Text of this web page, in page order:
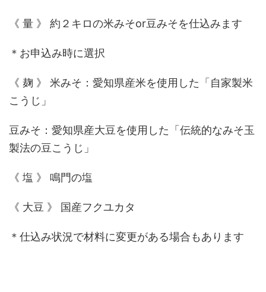
《 量 》 約２キロの米みそor豆みそを仕込みます
＊お申込み時に選択
《 麹 》 米みそ：愛知県産米を使用した「自家製米
こうじ」
豆みそ：愛知県産大豆を使用した「伝統的なみそ玉
製法の豆こうじ」
《 塩 》 鳴門の塩
《 大豆 》 国産フクユカタ
＊仕込み状況で材料に変更がある場合もあります